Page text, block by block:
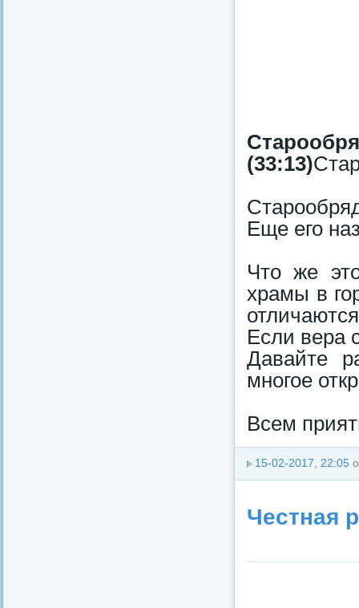
(33:13)
Еще его
Что же
храмы в
Если вера
Давайте
многое
Всем
15-02-2017, 22:05
Честная